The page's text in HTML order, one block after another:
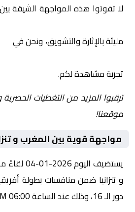
لا تفوتوا هذه المواجهة الشيقة بين
مليئة بالإثارة والتشويق، ونحن في
تجربة مشاهدة لكم.
ترقبوا المزيد من التغطيات الحصرية
موقعنا!
مواجهة قوية بين المغرب و
يستضيف
و تنزانيا ضمن منافسات بطولة
دور الـ 16، وذلك عند الساعة 06:00 PM بتوقيت القاهرة.